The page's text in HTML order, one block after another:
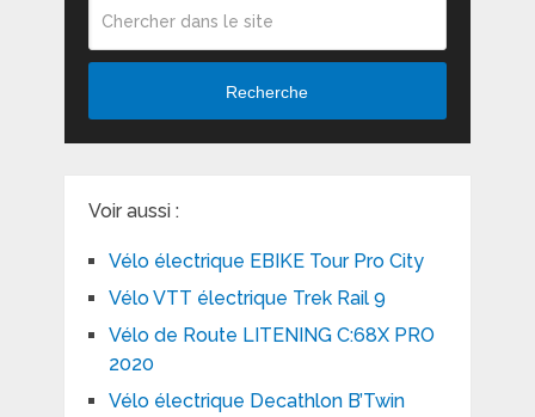
Recherche
Voir aussi :
Vélo électrique EBIKE Tour Pro City
Vélo VTT électrique Trek Rail 9
Vélo de Route LITENING C:68X PRO
2020
Vélo électrique Decathlon B’Twin